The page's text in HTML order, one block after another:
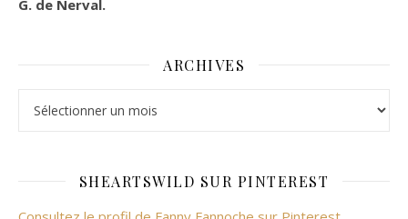
G. de Nerval.
ARCHIVES
SHEARTSWILD SUR PINTEREST